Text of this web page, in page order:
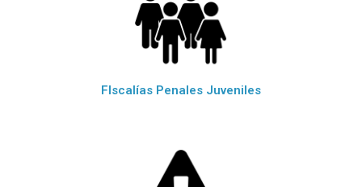
FIscalías Penales Juveniles